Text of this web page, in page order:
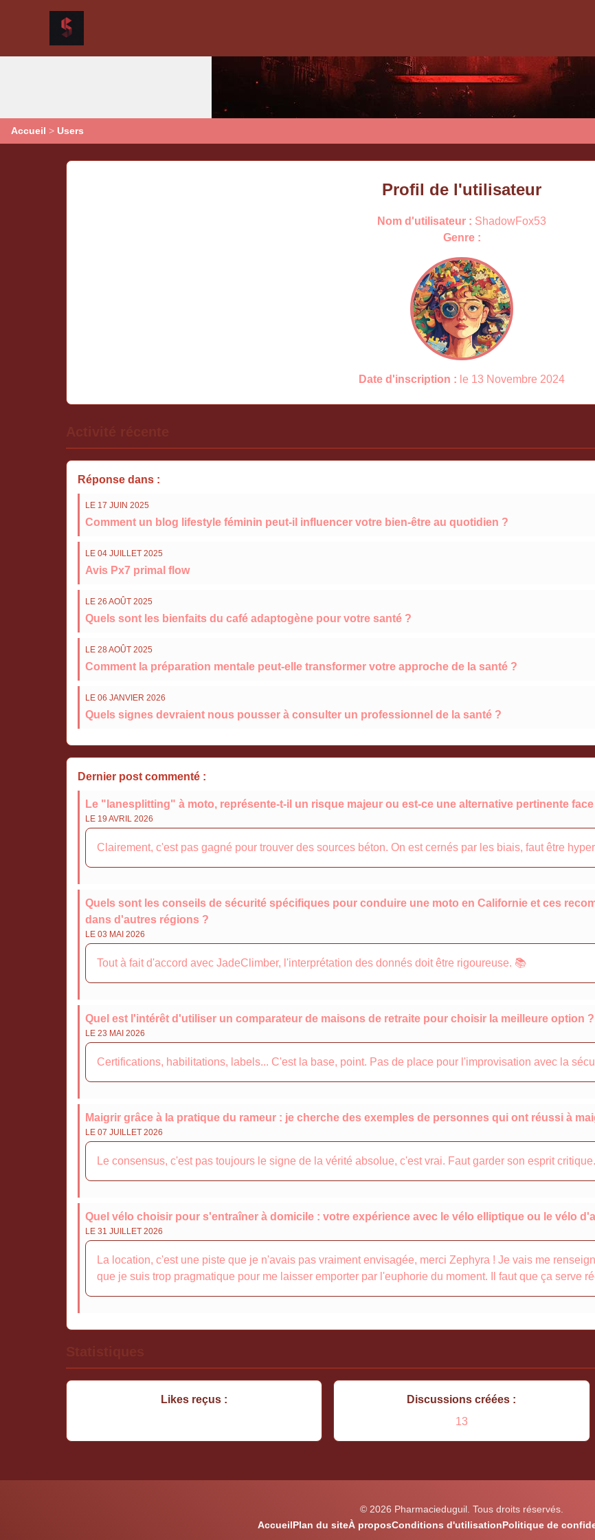
Accueil > Users
Profil de l'utilisateur
Nom d'utilisateur : ShadowFox53
Genre :
Date d'inscription : le 13 Novembre 2024
Réponse dans :
LE 17 JUIN 2025
Comment un blog lifestyle féminin peut-il influencer votre bien-être au quotidien ?
LE 04 JUILLET 2025
Avis Px7 primal flow
LE 26 AOÛT 2025
Quels sont les bienfaits du café adaptogène pour votre santé ?
LE 28 AOÛT 2025
Comment la préparation mentale peut-elle transformer votre approche de la santé ?
LE 06 JANVIER 2026
Quels signes devraient nous pousser à consulter un professionnel de la santé ?
Dernier post commenté :
Le "lanesplitting" à moto, représente-t-il un risque majeur ou est-ce une alternative pertinente
LE 19 AVRIL 2026
Clairement, c'est pas gagné pour trouver des sources béton. On est cernés par les biais, faut être
Quels sont les conseils de sécurité spécifiques pour conduire une moto en Californie et ces
dans d'autres régions ?
LE 03 MAI 2026
Tout à fait d'accord avec JadeClimber, l'interprétation des donnés doit être rigoureuse. 📚
Quel est l'intérêt d'utiliser un comparateur de maisons de retraite pour choisir la meilleure option ?
LE 23 MAI 2026
Certifications, habilitations, labels... C'est la base, point. Pas de place pour l'improvisation avec la
Maigrir grâce à la pratique du rameur : je cherche des exemples de personnes qui ont réussi à
LE 07 JUILLET 2026
Le consensus, c'est pas toujours le signe de la vérité absolue, c'est vrai. Faut garder son esprit
Quel vélo choisir pour s'entraîner à domicile : votre expérience avec le vélo elliptique ou le vélo
LE 31 JUILLET 2026
La location, c'est une piste que je n'avais pas vraiment envisagée, merci Zephyra ! Je vais me
que je suis trop pragmatique pour me laisser emporter par l'euphorie du moment. Il faut que ça serve
Likes reçus :
Discussions créées :
13
© 2026 Pharmacieduguil. Tous droits réservés.
AccueilPlan du siteÀ proposConditions d'utilisationPolitique de